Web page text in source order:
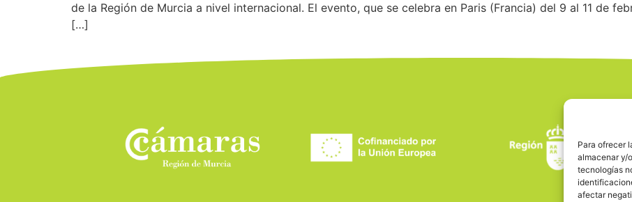
Para ofrecer
almacenar y/
tecnologías
afectar
de la Región de Murcia a nivel internacional. El evento, que se celebra en Paris (Francia) del 9 al 11 de
[…]